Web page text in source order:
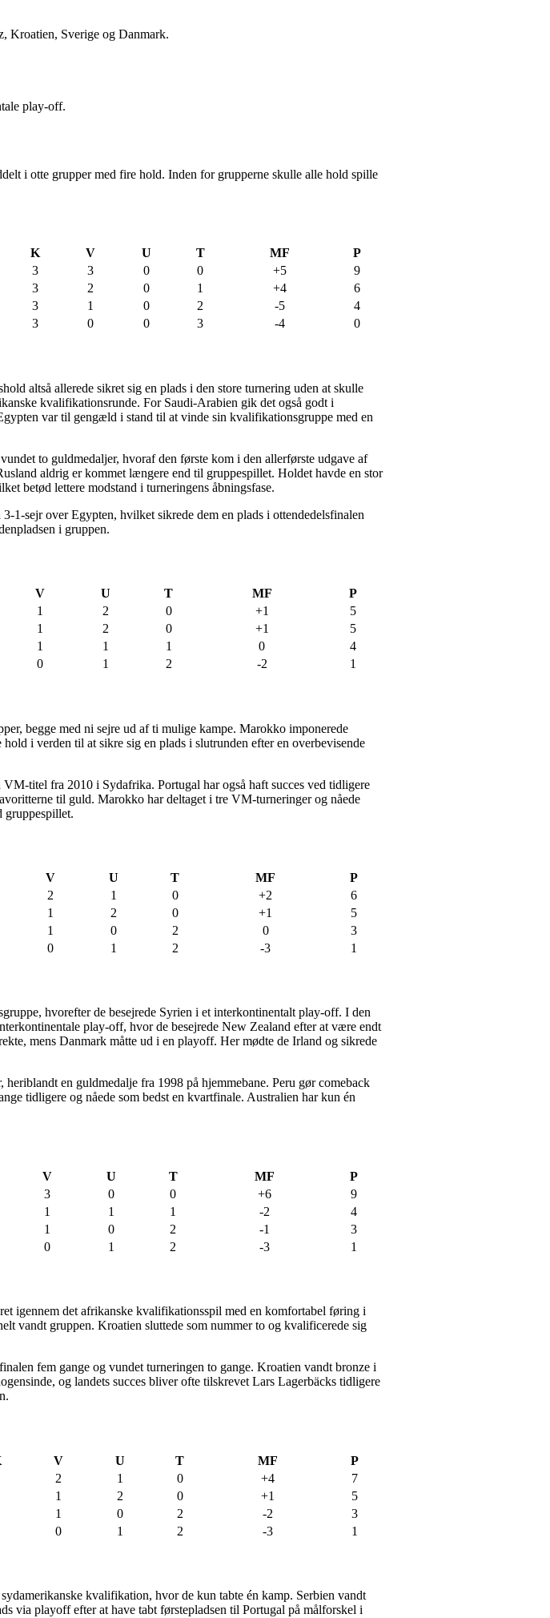
Kroatien, Sverige og Danmark.
play-off.
i otte grupper med fire hold. Inden for grupperne skulle alle hold spille
K V U T MF
P
3 3 0 0 +5
9
3 2 0 1 +4
6
3 1 0 2 -5
4
3 0 0 3 -4 0
altså allerede sikret sig en plads i den store turnering uden at skulle
kvalifikationsrunde. For Saudi-Arabien gik det også godt i
var til gengæld i stand til at vinde sin kvalifikationsgruppe med en
to guldmedaljer, hvoraf den første kom i den allerførste udgave af
aldrig er kommet længere end til gruppespillet. Holdet havde en stor
betød lettere modstand i turneringens åbningsfase.
1-sejr over Egypten, hvilket sikrede dem en plads i ottendedelsfinalen
i gruppen.
V U T MF
P
1 2 0 +1
5
1 2 0 +1
5
1 1 1 0
4
0 1 2 -2 1
begge med ni sejre ud af ti mulige kampe. Marokko imponerede
i verden til at sikre sig en plads i slutrunden efter en overbevisende
titel fra 2010 i Sydafrika. Portugal har også haft succes ved tidligere
til guld. Marokko har deltaget i tre VM-turneringer og nåede
gruppespillet.
V U T MF
P
2 1 0 +2
6
1 2 0 +1
5
1 0 2 0
3
0 1 2 -3 1
hvorefter de besejrede Syrien i et interkontinentalt play-off. I den
play-off, hvor de besejrede New Zealand efter at være endt
mens Danmark måtte ud i en playoff. Her mødte de Irland og sikrede
en guldmedalje fra 1998 på hjemmebane. Peru gør comeback
tidligere og nåede som bedst en kvartfinale. Australien har kun én
V U T MF
P
3 0 0 +6
9
1 1 1 -2
4
1 0 2 -1
3
0 1 2 -3 1
igennem det afrikanske kvalifikationsspil med en komfortabel føring i
vandt gruppen. Kroatien sluttede som nummer to og kvalificerede sig
fem gange og vundet turneringen to gange. Kroatien vandt bronze i
og landets succes bliver ofte tilskrevet Lars Lagerbäcks tidligere
V U T MF
P
2 1 0 +4
7
1 2 0 +1
5
1 0 2 -2
3
0 1 2 -3 1
kvalifikation, hvor de kun tabte én kamp. Serbien vandt
via playoff efter at have tabt førstepladsen til Portugal på målforskel i